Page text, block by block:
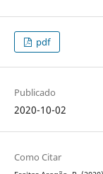
pdf
Publicado
2020-10-02
Como Citar